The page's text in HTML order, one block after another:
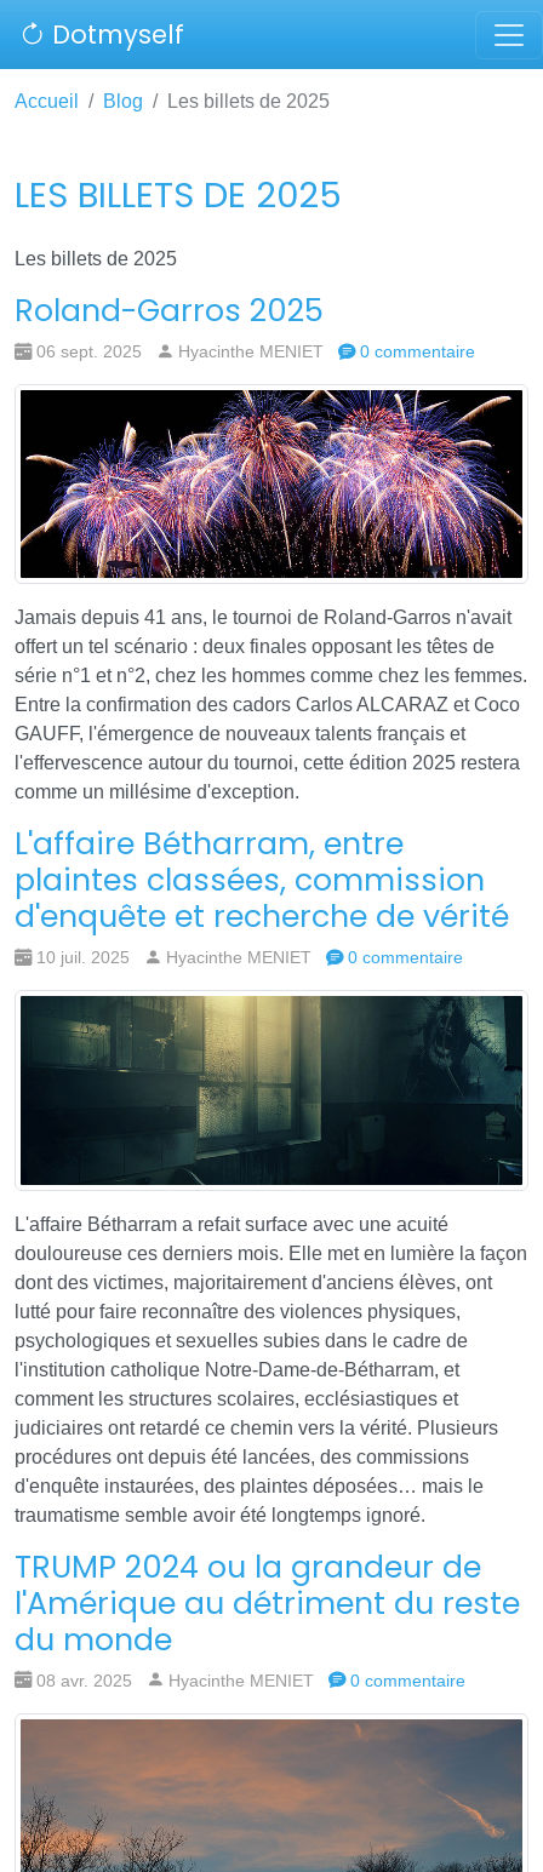
Dotmyself
Accueil Blog Les billets de 2025
LES BILLETS DE 2025
Les billets de 2025
Roland-Garros 2025
06 sept. 2025 Hyacinthe MENIET 0 commentaire
Jamais depuis 41 ans, le tournoi de Roland-Garros n'avait
offert un tel scénario : deux finales opposant les têtes de
série n°1 et n°2, chez les hommes comme chez les femmes.
Entre la confirmation des cadors Carlos ALCARAZ et Coco
GAUFF, l'émergence de nouveaux talents français et
l'effervescence autour du tournoi, cette édition 2025 restera
comme un millésime d'exception.
L'affaire Bétharram, entre
plaintes classées, commission
d'enquête et recherche de vérité
10 juil. 2025 Hyacinthe MENIET 0 commentaire
L'affaire Bétharram a refait surface avec une acuité
douloureuse ces derniers mois. Elle met en lumière la façon
dont des victimes, majoritairement d'anciens élèves, ont
lutté pour faire reconnaître des violences physiques,
psychologiques et sexuelles subies dans le cadre de
l'institution catholique Notre-Dame-de-Bétharram, et
comment les structures scolaires, ecclésiastiques et
judiciaires ont retardé ce chemin vers la vérité. Plusieurs
procédures ont depuis été lancées, des commissions
d'enquête instaurées, des plaintes déposées… mais le
traumatisme semble avoir été longtemps ignoré.
TRUMP 2024 ou la grandeur de
l'Amérique au détriment du reste
du monde
08 avr. 2025 Hyacinthe MENIET 0 commentaire